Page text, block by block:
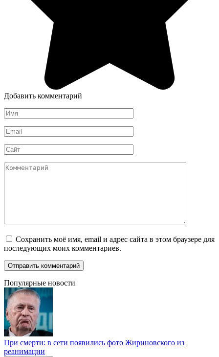
Добавить комментарий
Имя
*
Email
*
Сайт
Комментарий
Сохранить моё имя, email и адрес сайта в этом браузере для
последующих моих комментариев.
Популярные новости
При смерти: в сети появились фото Жириновского из
реанимации